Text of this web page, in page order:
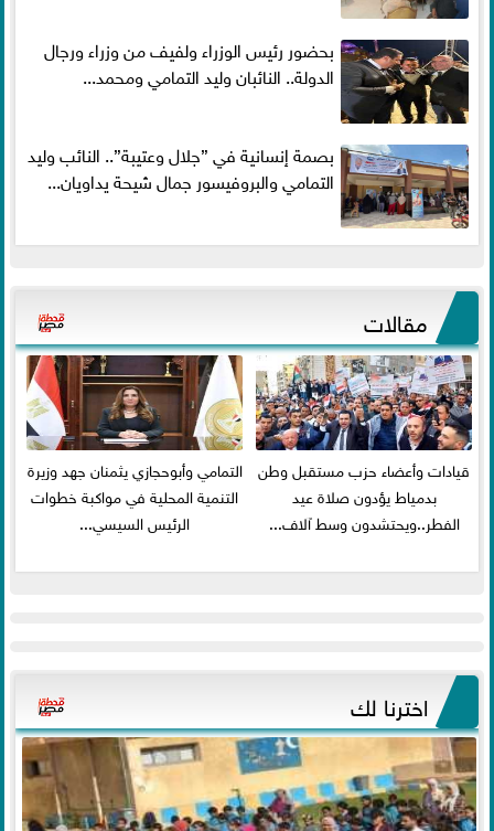
بحضور رئيس الوزراء ولفيف من وزراء ورجال
الدولة.. النائبان وليد التمامي ومحمد...
بصمة إنسانية في ”جلال وعتيبة”.. النائب وليد
التمامي والبروفيسور جمال شيحة يداويان...
مقالات
قيادات وأعضاء حزب مستقبل وطن
بدمياط يؤدون صلاة عيد
الفطر..ويحتشدون وسط آلاف...
التمامي وأبوحجازي يثمنان جهد وزيرة
التنمية المحلية في مواكبة خطوات
الرئيس السيسي...
اخترنا لك